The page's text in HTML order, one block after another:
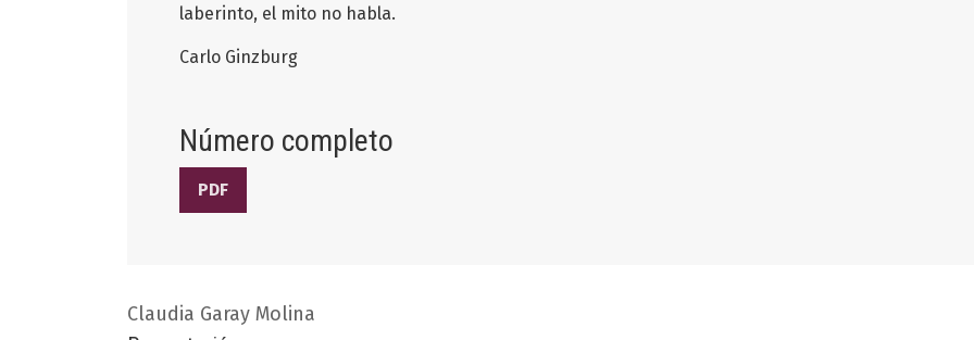
laberinto, el mito no habla.
Carlo Ginzburg
Número completo
PDF
Claudia Garay Molina